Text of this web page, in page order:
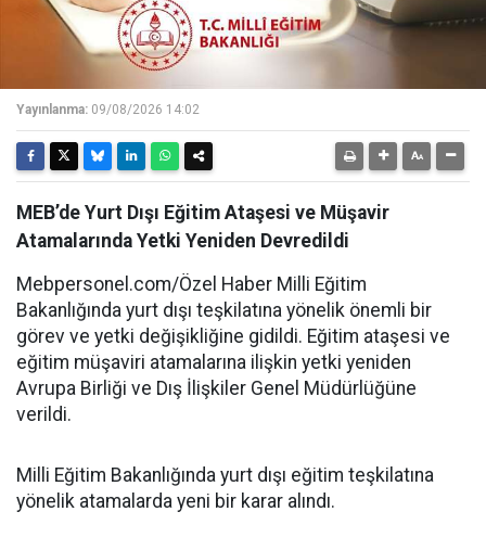
Yayınlanma: 09/08/2026 14:02
MEB’de Yurt Dışı Eğitim Ataşesi ve Müşavir
Atamalarında Yetki Yeniden Devredildi
Mebpersonel.com/Özel Haber Milli Eğitim
Bakanlığında yurt dışı teşkilatına yönelik önemli bir
görev ve yetki değişikliğine gidildi. Eğitim ataşesi ve
eğitim müşaviri atamalarına ilişkin yetki yeniden
Avrupa Birliği ve Dış İlişkiler Genel Müdürlüğüne
verildi.
Milli Eğitim Bakanlığında yurt dışı eğitim teşkilatına
yönelik atamalarda yeni bir karar alındı.